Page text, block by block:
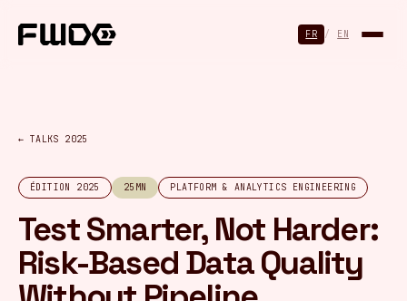
FR / EN
← TALKS 2025
ÉDITION 2025 25MN PLATFORM & ANALYTICS ENGINEERING
Test Smarter, Not Harder:
Risk-Based Data Quality